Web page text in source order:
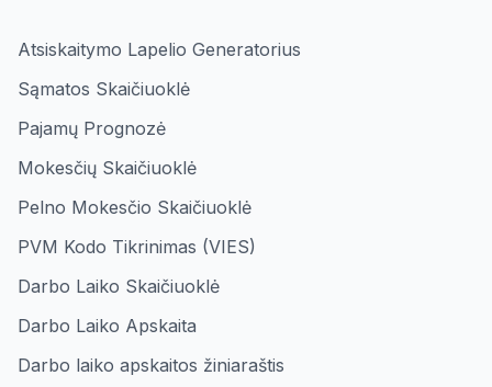
Atsiskaitymo Lapelio Generatorius
Sąmatos Skaičiuoklė
Pajamų Prognozė
Mokesčių Skaičiuoklė
Pelno Mokesčio Skaičiuoklė
PVM Kodo Tikrinimas (VIES)
Darbo Laiko Skaičiuoklė
Darbo Laiko Apskaita
Darbo laiko apskaitos žiniaraštis